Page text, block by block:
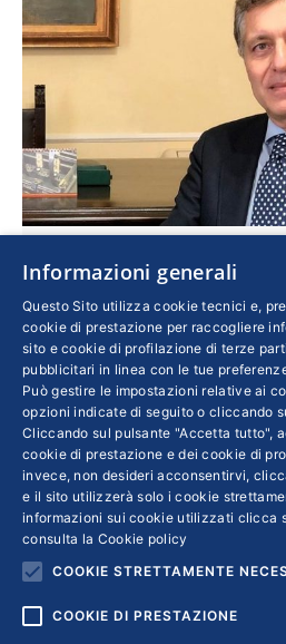
Ferrara: “Siamo tutti
Confindustria,Economia,Imprese
DiMORENA PIVETTI 5 Maggio
Il delegato di Finanza per
Industria è convinto che,
fragili, le imprese del suo
anche più resilienti. “Serve
strategico nazionale, in cui
il loro ruolo e usino subito i
Calabria può diventare terra
Informazioni generali
Questo Sito utilizza cookie tecnici e,
cookie di prestazione per raccogliere
sito e cookie di profilazione di terze
pubblicitari in linea con le tue
Può gestire le impostazioni relative ai
opzioni indicate di seguito o cliccando
Cliccando sul pulsante "Accetta tutto",
cookie di prestazione e dei cookie di
invece, non desideri acconsentirvi,
e il sito utilizzerà solo i cookie
informazioni sui cookie utilizzati clicca
consulta la Cookie policy
COOKIE STRETTAMENTE
COOKIE DI PRESTAZIONE